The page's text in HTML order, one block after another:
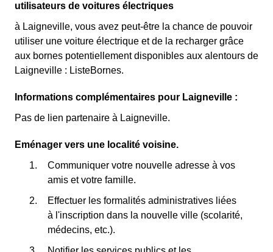
utilisateurs de voitures électriques
à Laigneville, vous avez peut-être la chance de pouvoir
utiliser une voiture électrique et de la recharger grâce
aux bornes potentiellement disponibles aux alentours de
Laigneville : ListeBornes.
Informations complémentaires pour Laigneville :
Pas de lien partenaire à Laigneville.
Eménager vers une localité voisine.
Communiquer votre nouvelle adresse à vos
amis et votre famille.
Effectuer les formalités administratives liées
à l'inscription dans la nouvelle ville (scolarité,
médecins, etc.).